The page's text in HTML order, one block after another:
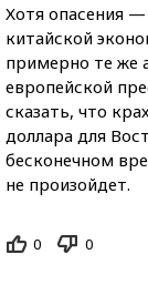
Хотя опасения
китайской
примерно те же
европейской
сказать, что
доллара для
бесконечном
не произойдет.
0 0